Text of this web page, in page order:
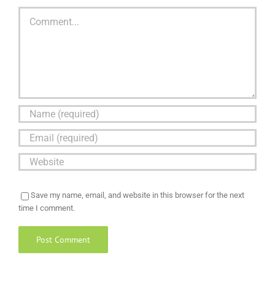
Save my name, email, and website in this browser for the next
time I comment.